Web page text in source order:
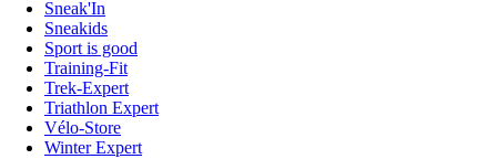
Sneak'In
Sneakids
Sport is good
Training-Fit
Trek-Expert
Triathlon Expert
Vélo-Store
Winter Expert